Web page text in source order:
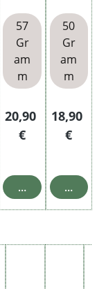
Preis:
Warenkorb
Dose
57
Gr
am
m
Regulärer Preis:
20,90
€
In den
Dose
Black
50
Gr
am
m
18,90
€
In den